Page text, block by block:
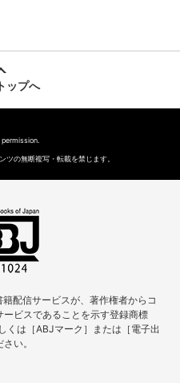
ップへ
の無断複写・転載を禁じます。
配信サービスが、著作権者からコ
ビスであることを示す登録商標
くは［ABJマーク］または［電子出
い。